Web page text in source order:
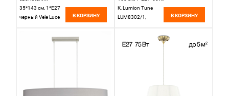
35*143 см, 1*E27
черный Vele Luce
В КОРЗИНУ
K, Lumion Tune
LUM8302/1,
В КОРЗИНУ